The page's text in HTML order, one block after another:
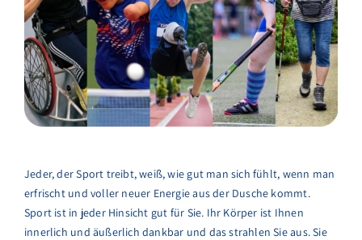
Jeder, der Sport treibt, weiß, wie gut man sich fühlt, wenn man
erfrischt und voller neuer Energie aus der Dusche kommt.
Sport ist in jeder Hinsicht gut für Sie. Ihr Körper ist Ihnen
innerlich und äußerlich dankbar und das strahlen Sie aus. Sie